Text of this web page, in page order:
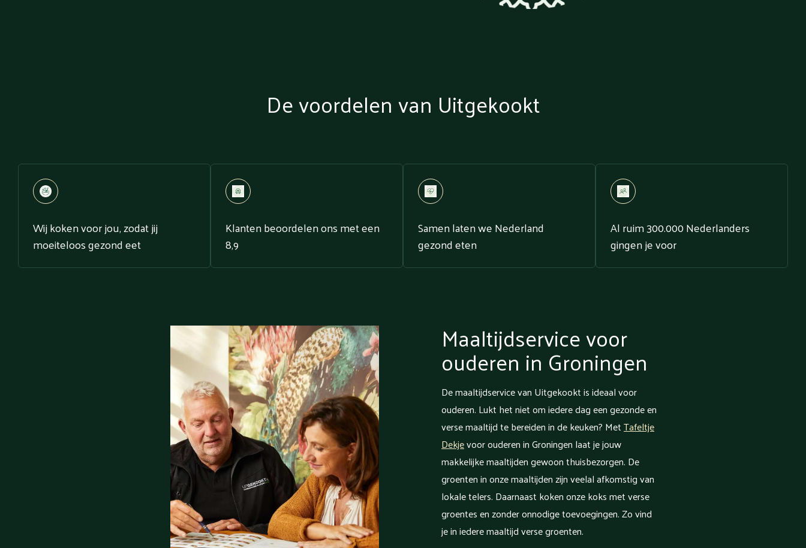
De voordelen van Uitgekookt
Wij koken voor jou, zodat jij
moeiteloos gezond eet
Klanten beoordelen ons met een
8,9
Samen laten we Nederland
gezond eten
Al ruim 300.000 Nederlanders
gingen je voor
Maaltijdservice voor
ouderen in Groningen
De maaltijdservice van Uitgekookt is ideaal voor
ouderen. Lukt het niet om iedere dag een gezonde en
verse maaltijd te bereiden in de keuken? MetTafeltje
Dekjevoor ouderen in Groningen laat je jouw
makkelijke maaltijden gewoon thuisbezorgen. De
groenten in onze maaltijden zijn veelal afkomstig van
lokale telers. Daarnaast koken onze koks met verse
groentes en zonder onnodige toevoegingen. Zo vind
je in iedere maaltijd verse groenten.